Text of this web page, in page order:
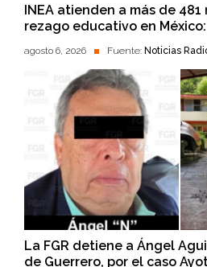
INEA atienden a más de
rezago educativo en
agosto 6, 2026 Fuente: Noticias
La FGR detiene a Ángel
de Guerrero, por el caso